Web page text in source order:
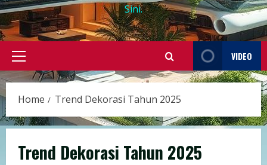
Sini.
Primary
Menu
VIDEO
Home Trend Dekorasi Tahun 2025
Trend Dekorasi Tahun 2025